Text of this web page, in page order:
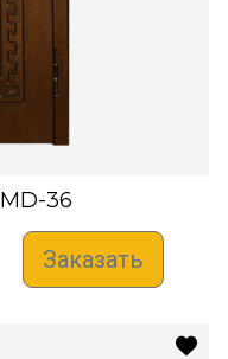
MD-36
Заказать